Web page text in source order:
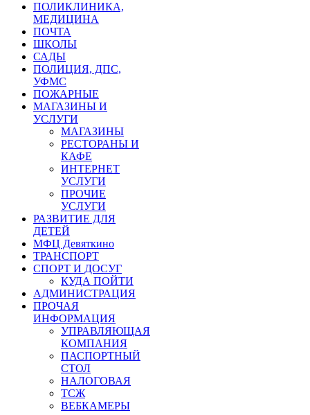
ПОЛИКЛИНИКА,
МЕДИЦИНА
ПОЧТА
ШКОЛЫ
САДЫ
ПОЛИЦИЯ, ДПС,
УФМС
ПОЖАРНЫЕ
МАГАЗИНЫ И
УСЛУГИ
МАГАЗИНЫ
РЕСТОРАНЫ И
КАФЕ
ИНТЕРНЕТ
УСЛУГИ
ПРОЧИЕ
УСЛУГИ
РАЗВИТИЕ ДЛЯ
ДЕТЕЙ
МФЦ Девяткино
ТРАНСПОРТ
СПОРТ И ДОСУГ
КУДА ПОЙТИ
АДМИНИСТРАЦИЯ
ПРОЧАЯ
ИНФОРМАЦИЯ
УПРАВЛЯЮЩАЯ
КОМПАНИЯ
ПАСПОРТНЫЙ
СТОЛ
НАЛОГОВАЯ
ТСЖ
ВЕБКАМЕРЫ